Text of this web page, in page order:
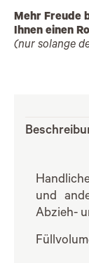
Mehr Freude
Ihnen einen
(nur solange
und
Abzieh-